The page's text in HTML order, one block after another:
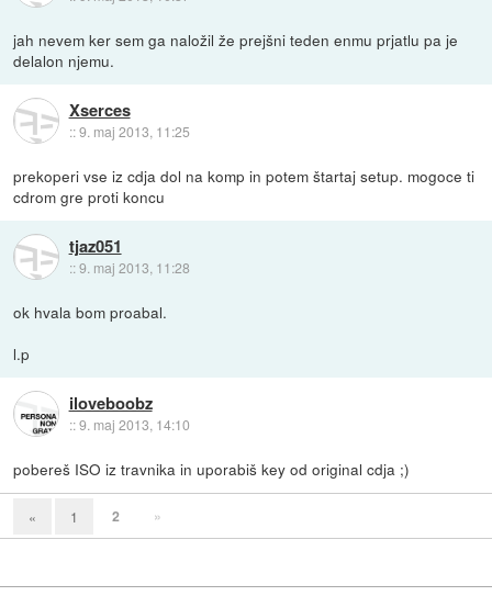
jah nevem ker sem ga naložil že prejšni teden enmu prjatlu pa je
delalon njemu.
Xserces
::9. maj 2013, 11:25
prekoperi vse iz cdja dol na komp in potem štartaj setup. mogoce ti
cdrom gre proti koncu
tjaz051
::9. maj 2013, 11:28
ok hvala bom proabal.
l.p
iloveboobz
::9. maj 2013, 14:10
pobereš ISO iz travnika in uporabiš key od original cdja ;)
« 1 2 »